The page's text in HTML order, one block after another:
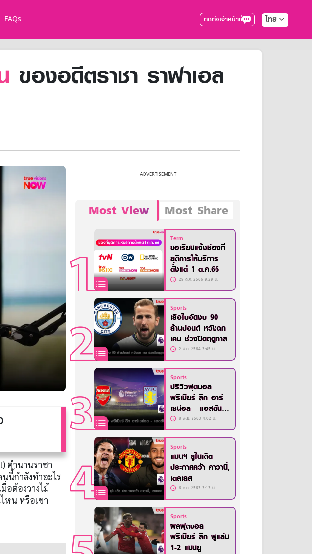
FAQs ติดต่อเจ้าหน้าที่ ไทย
ของอดีตราชา ราฟาเอล
ตำนานราชา
นี้กำลังทำอะไร
อต้องวางไม้
หน หรือเขา
Most View Most Share
Term
ขอเรียนแจ้งช่องที่
ยุติการให้บริการ
ตั้งแต่ 1 ต.ค.66
29 ส.ค. 2566 9:29 น.
Sports
เรือใบอัดงบ 90
ล้านปอนด์ หวังฉก
เคน ช่วงปิดฤดูกาล
2 ม.ค. 2564 3:45 น.
Sports
ปรีวิวฟุตบอล
พรีเมียร์ ลีก อาร์
เซน่อล - แอสตัน
วิลล่า8 พ.ย. 2563 4:02 น.
Sports
แมนฯ ยูไนเต็ด
ประกาศคว้า คาวานี่,
เตลเลส
6 ต.ค. 2563 3:13 น.
Sports
ผลฟุตบอล
พรีเมียร์ ลีก ฟูแล่ม
1-2 แมนยู